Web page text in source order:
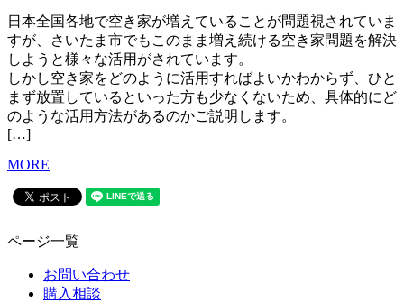
日本全国各地で空き家が増えていることが問題視されていま
すが、さいたま市でもこのまま増え続ける空き家問題を解決
しようと様々な活用がされています。
しかし空き家をどのように活用すればよいかわからず、ひと
まず放置しているといった方も少なくないため、具体的にど
のような活用方法があるのかご説明します。
[…]
MORE
ページ一覧
お問い合わせ
購入相談